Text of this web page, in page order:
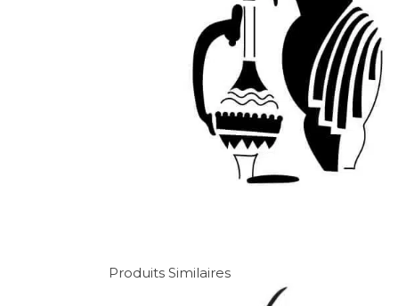
Produits Similaires